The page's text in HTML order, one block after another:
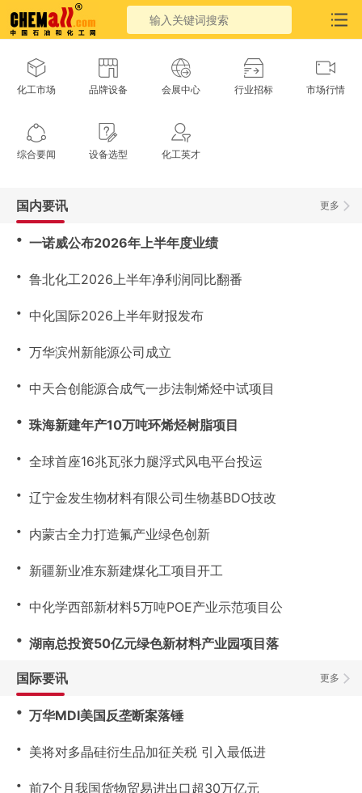
化工市场 品牌设备 会展中心 行业招标 市场行情
综合要闻 设备选型 化工英才
更多
国内要讯
・ 一诺威公布2026年上半年度业绩
・ 鲁北化工2026上半年净利润同比翻番
・ 中化国际2026上半年财报发布
・ 万华滨州新能源公司成立
・ 中天合创能源合成气一步法制烯烃中试项目
・ 珠海新建年产10万吨环烯烃树脂项目
・ 全球首座16兆瓦张力腿浮式风电平台投运
・ 辽宁金发生物材料有限公司生物基BDO技改
・ 内蒙古全力打造氟产业绿色创新
・ 新疆新业准东新建煤化工项目开工
・ 中化学西部新材料5万吨POE产业示范项目公
・ 湖南总投资50亿元绿色新材料产业园项目落
更多
国际要讯
・ 万华MDI美国反垄断案落锤
・ 美将对多晶硅衍生品加征关税 引入最低进
・ 前7个月我国货物贸易进出口超30万亿元